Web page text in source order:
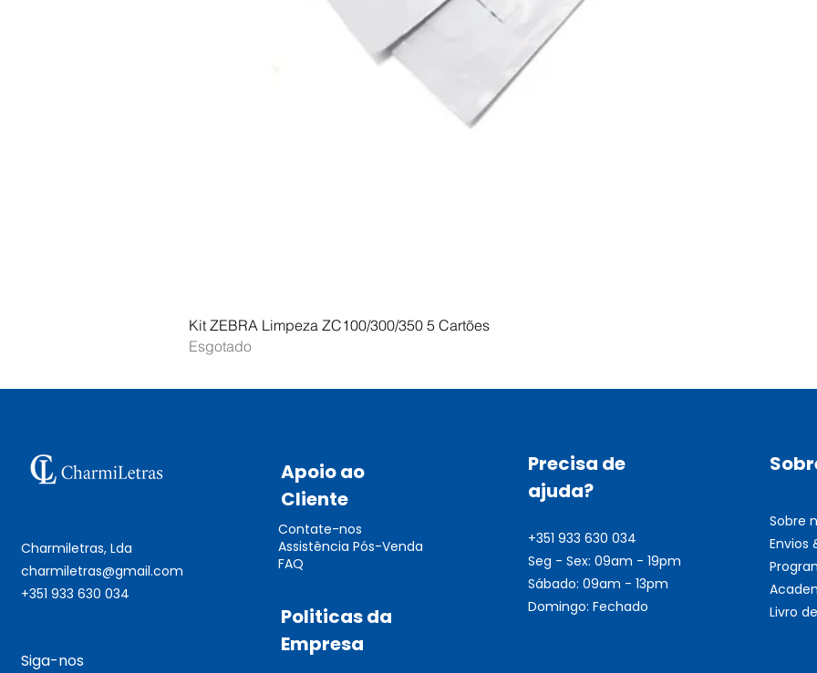
Kit ZEBRA Limpeza ZC100/300/350 5 Cartões
Esgotado
Charmiletras, Lda
charmiletras@gmail.com
+351 933 630 034
Siga-nos
Apoio ao
Cliente
Contate-nos
Assistência Pós-Venda
FAQ
Politicas da
Empresa
Precisa de
ajuda?
+351 933 630 034
Seg - Sex: 09am - 19pm
Sábado: 09am - 13pm
Domingo: Fechado
Sobre
Envios
Livro